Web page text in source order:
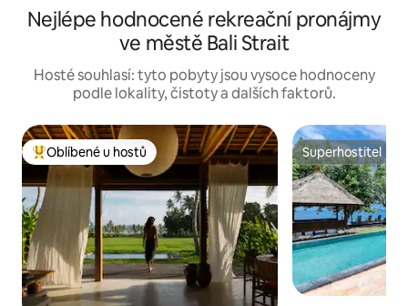
Nejlépe hodnocené rekreační pronájmy
ve městě Bali Strait
Hosté souhlasí: tyto pobyty jsou vysoce hodnoceny
podle lokality, čistoty a dalších faktorů.
Nejlepší v kategorii Oblíbené u hostů
Oblíbené u hostů Superhostitel
Superhostitel